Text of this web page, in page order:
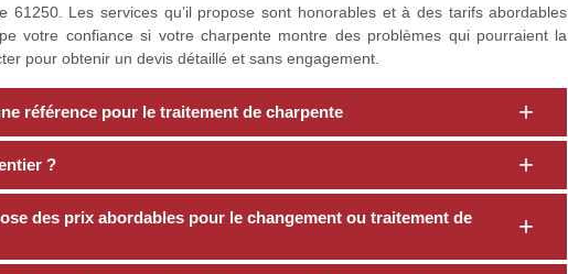
Les services qu’il propose sont honorables et à des tarifs abordables
votre confiance si votre charpente montre des problèmes qui pourraient la
pour obtenir un devis détaillé et sans engagement.
référence pour le traitement de charpente
?
des prix abordables pour le changement ou traitement de